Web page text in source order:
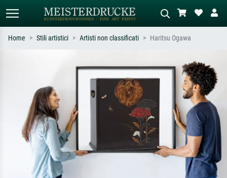
Monet, Notte stellata,
Impressionismo, onda di Hokusai,
nudo.
Descrivi la scena – es. prato verde,
astratto con molto rosso, dipinto a
olio scuro, nudo in piedi vicino a un
albero.
Home Stili artistici Artisti non classificati Haritsu Ogawa